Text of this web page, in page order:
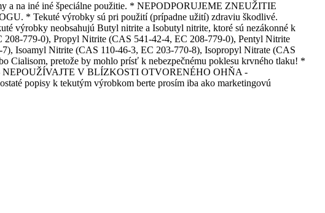
a na iné iné špeciálne použitie. * NEPODPORUJEME ZNEUŽITIE
* Tekuté výrobky sú pri použití (prípadne užití) zdraviu škodlivé.
výrobky neobsahujú Butyl nitrite a Isobutyl nitrite, ktoré sú nezákonné k
779-0), Propyl Nitrite (CAS 541-42-4, EC 208-779-0), Pentyl Nitrite
Isoamyl Nitrite (CAS 110-46-3, EC 203-770-8), Isopropyl Nitrate (CAS
Cialisom, pretože by mohlo prísť k nebezpečnému poklesu krvného tlaku! *
NEPOUŽÍVAJTE V BLÍZKOSTI OTVORENÉHO OHŇA -
popisy k tekutým výrobkom berte prosím iba ako marketingovú